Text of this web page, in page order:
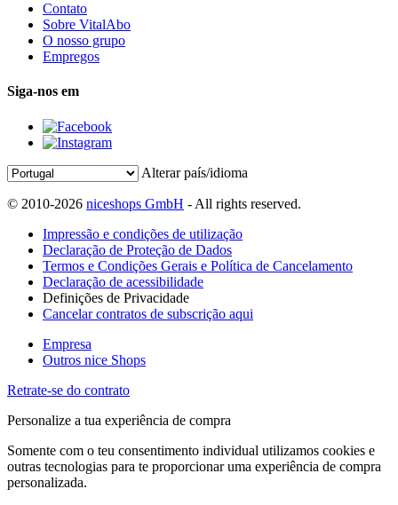
Contato
Sobre VitalAbo
O nosso grupo
Empregos
Siga-nos em
Alterar país/idioma
© 2010-2026 niceshops GmbH - All rights reserved.
Impressão e condições de utilização
Declaração de Proteção de Dados
Termos e Condições Gerais e Política de Cancelamento
Declaração de acessibilidade
Definições de Privacidade
Cancelar contratos de subscrição aqui
Empresa
Outros nice Shops
Retrate-se do contrato
Personalize a tua experiência de compra
Somente com o teu consentimento individual utilizamos cookies e
outras tecnologias para te proporcionar uma experiência de compra
personalizada.